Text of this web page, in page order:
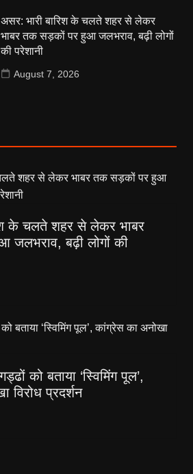
असर: भारी बारिश के चलते शहर से लेकर
भाबर तक सड़कों पर हुआ जलभराव, बढ़ी लोगों
की परेशानी
August 7, 2026
के चलते शहर से लेकर भाबर
बढ़ी लोगों की
को बताया ‘स्विमिंग पूल’,
विरोध प्रदर्शन